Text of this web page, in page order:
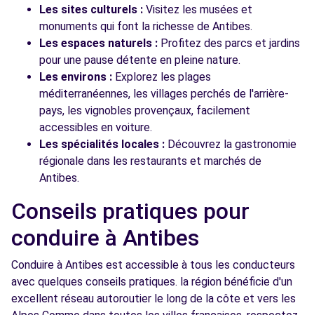
Les sites culturels : Visitez les musées et
monuments qui font la richesse de Antibes.
Les espaces naturels : Profitez des parcs et jardins
pour une pause détente en pleine nature.
Les environs : Explorez les plages
méditerranéennes, les villages perchés de l'arrière-
pays, les vignobles provençaux, facilement
accessibles en voiture.
Les spécialités locales : Découvrez la gastronomie
régionale dans les restaurants et marchés de
Antibes.
Conseils pratiques pour
conduire à Antibes
Conduire à Antibes est accessible à tous les conducteurs
avec quelques conseils pratiques. la région bénéficie d'un
excellent réseau autoroutier le long de la côte et vers les